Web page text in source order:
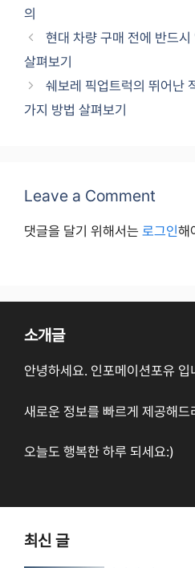
의
현대 차량 구매 전에 반드
살펴보기
쉐보레 픽업트럭의 뛰어난
가지 방법 살펴보기
Leave a Comment
댓글을 달기 위해서는 로그인해
소개글
안녕하세요. 인포메이션포유 입
새로운 정보를 빠르게 제공해드
오늘도 행복한 하루 되세요:)
최신 글